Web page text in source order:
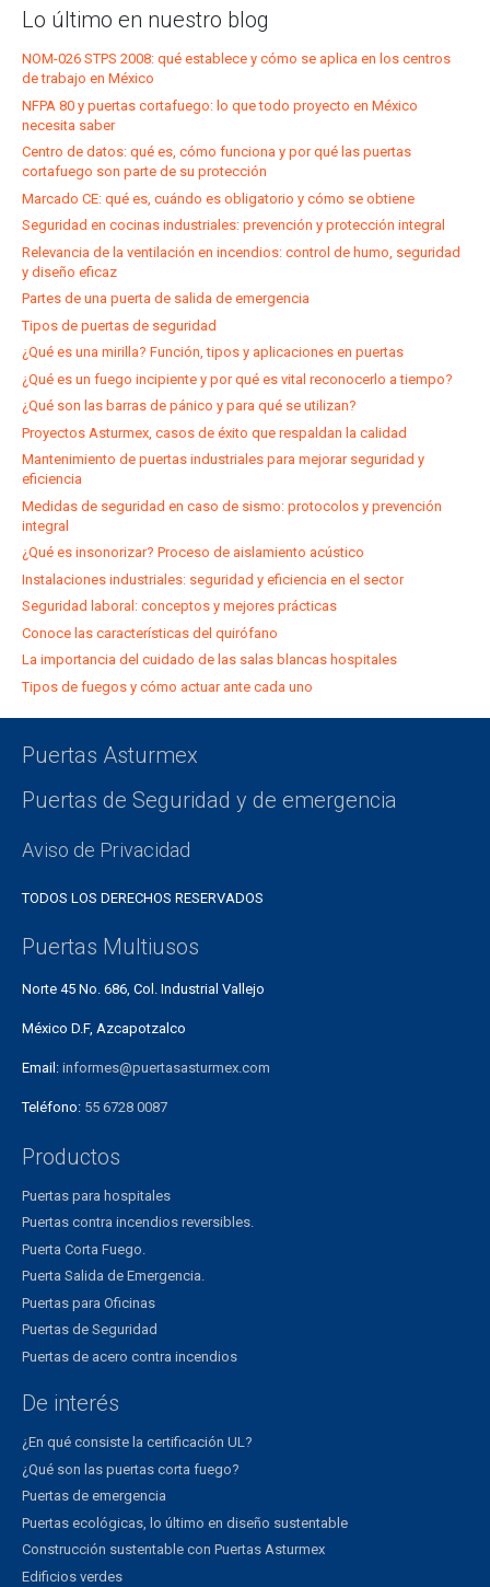
Lo último en nuestro blog
NOM-026 STPS 2008: qué establece y cómo se aplica en los centros
de trabajo en México
NFPA 80 y puertas cortafuego: lo que todo proyecto en México
necesita saber
Centro de datos: qué es, cómo funciona y por qué las puertas
cortafuego son parte de su protección
Marcado CE: qué es, cuándo es obligatorio y cómo se obtiene
Seguridad en cocinas industriales: prevención y protección integral
Relevancia de la ventilación en incendios: control de humo, seguridad
y diseño eficaz
Partes de una puerta de salida de emergencia
Tipos de puertas de seguridad
¿Qué es una mirilla? Función, tipos y aplicaciones en puertas
¿Qué es un fuego incipiente y por qué es vital reconocerlo a tiempo?
¿Qué son las barras de pánico y para qué se utilizan?
Proyectos Asturmex, casos de éxito que respaldan la calidad
Mantenimiento de puertas industriales para mejorar seguridad y
eficiencia
Medidas de seguridad en caso de sismo: protocolos y prevención
integral
¿Qué es insonorizar? Proceso de aislamiento acústico
Instalaciones industriales: seguridad y eficiencia en el sector
Seguridad laboral: conceptos y mejores prácticas
Conoce las características del quirófano
La importancia del cuidado de las salas blancas hospitales
Tipos de fuegos y cómo actuar ante cada uno
Puertas Asturmex
Puertas de Seguridad y de emergencia
Aviso de Privacidad
TODOS LOS DERECHOS RESERVADOS
Puertas Multiusos
Norte 45 No. 686, Col. Industrial Vallejo
México D.F, Azcapotzalco
Email: informes@puertasasturmex.com
Teléfono: 55 6728 0087
Productos
Puertas para hospitales
Puertas contra incendios reversibles.
Puerta Corta Fuego.
Puerta Salida de Emergencia.
Puertas para Oficinas
Puertas de Seguridad
Puertas de acero contra incendios
De interés
¿En qué consiste la certificación UL?
¿Qué son las puertas corta fuego?
Puertas de emergencia
Puertas ecológicas, lo último en diseño sustentable
Construcción sustentable con Puertas Asturmex
Edificios verdes